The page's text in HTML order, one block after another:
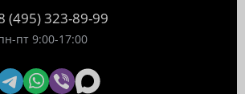
(495) 323-89-99
пт 9:00-17:00